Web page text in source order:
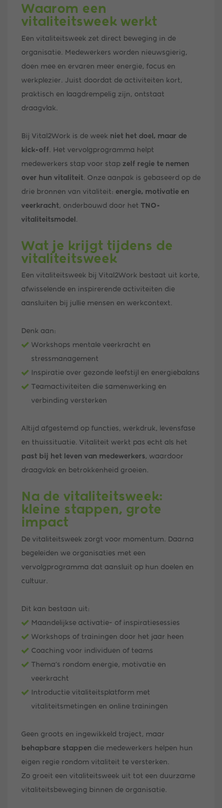
Waarom een
vitaliteitsweek werkt
Een vitaliteitsweek zet direct beweging in de
organisatie. Medewerkers worden nieuwsgierig,
doen mee en ervaren meer energie, focus en
werkplezier. Juist doordat de activiteiten kort,
praktisch en laagdrempelig zijn, ontstaat
draagvlak.
Bij Vital2Work is de week niet het doel, maar de
kick-off . Het vervolgprogramma helpt
medewerkers stap voor stap zelf regie te nemen
over hun vitaliteit . Onze aanpak is gebaseerd op de
drie bronnen van vitaliteit: energie, motivatie en
veerkracht, onderbouwd door het TNO-
vitaliteitsmodel
Wat je krijgt tijdens de
vitaliteitsweek
Een vitaliteitsweek bij Vital2Work bestaat uit korte,
afwisselende en inspirerende activiteiten die
aansluiten bij jullie mensen en werkcontext.
Denk aan:
Workshops mentale veerkracht en
stressmanagement
Inspiratie over gezonde leefstijl en energiebalans
Teamactiviteiten die samenwerking en
verbinding versterken
Altijd afgestemd op functies, werkdruk, levensfase
en thuissituatie. Vitaliteit werkt pas echt als het
past bij het leven van medewerkers, waardoor
draagvlak en betrokkenheid groeien.
Na de vitaliteitsweek:
kleine stappen, grote
impact
De vitaliteitsweek zorgt voor momentum. Daarna
begeleiden we organisaties met een
vervolgprogramma dat aansluit op hun doelen en
cultuur.
Dit kan bestaan uit:
Maandelijkse activatie- of inspiratiesessies
Workshops of trainingen door het jaar heen
Coaching voor individuen of teams
Thema’s rondom energie, motivatie en
veerkracht
Introductie vitaliteitsplatform met
vitaliteitsmetingen en online trainingen
Geen groots en ingewikkeld traject, maar
behapbare stappen die medewerkers helpen hun
eigen regie rondom vitaliteit te versterken.
Zo groeit een vitaliteitsweek uit tot een duurzame
vitaliteitsbeweging binnen de organisatie.